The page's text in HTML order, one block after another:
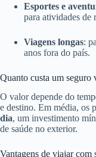
Esportes e
para atividades de
Viagens longas:
anos fora do país.
Quanto custa um seguro
O valor depende do
e destino. Em média, os
dia, um investimento
de saúde no exterior.
Vantagens de viajar com